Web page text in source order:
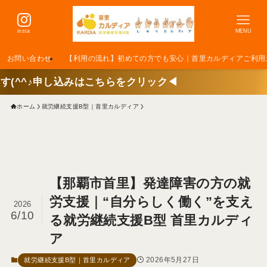
insta MENU
お問い合わせ 【利用の流れ】初めての方でも安心｜首里カルディアご利
込みはこちらをクリック◀
ホーム 就労継続支援B型｜首里カルディア
【那覇市首里】発達障害の方の就
労支援｜“自分らしく働く”を支え
る就労継続支援B型 首里カルディ
ア
2026
6/10
就労継続支援B型｜首里カルディア 2026年5月27日